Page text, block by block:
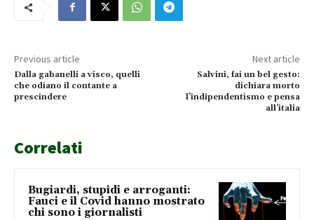
Previous article
Dalla gabanelli a visco, quelli
che odiano il contante a
prescindere
Next article
Salvini, fai un bel gesto:
dichiara morto
l’indipendentismo e pensa
all’italia
Correlati
Bugiardi, stupidi e arroganti:
Fauci e il Covid hanno mostrato
chi sono i giornalisti